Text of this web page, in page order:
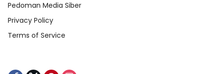
Pedoman Media Siber
Privacy Policy
Terms of Service